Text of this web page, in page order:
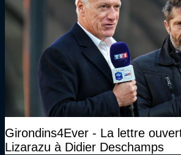
Girondins4Ever - La lettre
Lizarazu à Didier Deschamps